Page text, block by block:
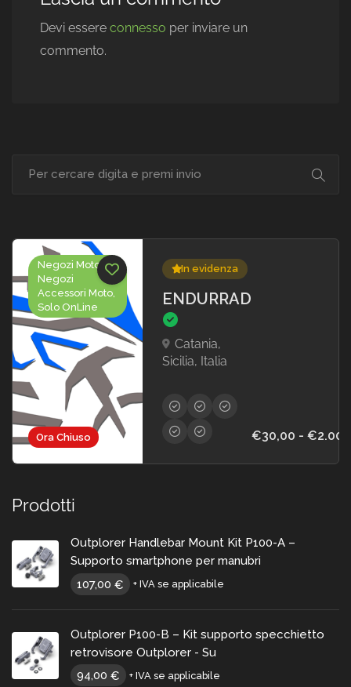
Devi essere connesso per inviare un
commento.
Ora Chiuso
Negozi Moto,
Negozi
Accessori Moto,
Solo OnLine
In evidenza
ENDURRAD
Catania,
Sicilia, Italia
€30,00 -
Prodotti
Outplorer Handlebar Mount Kit P100-A –
Supporto smartphone per manubri
107,00 € + IVA se applicabile
Outplorer P100-B – Kit supporto specchietto
retrovisore Outplorer - Su
94,00 € + IVA se applicabile